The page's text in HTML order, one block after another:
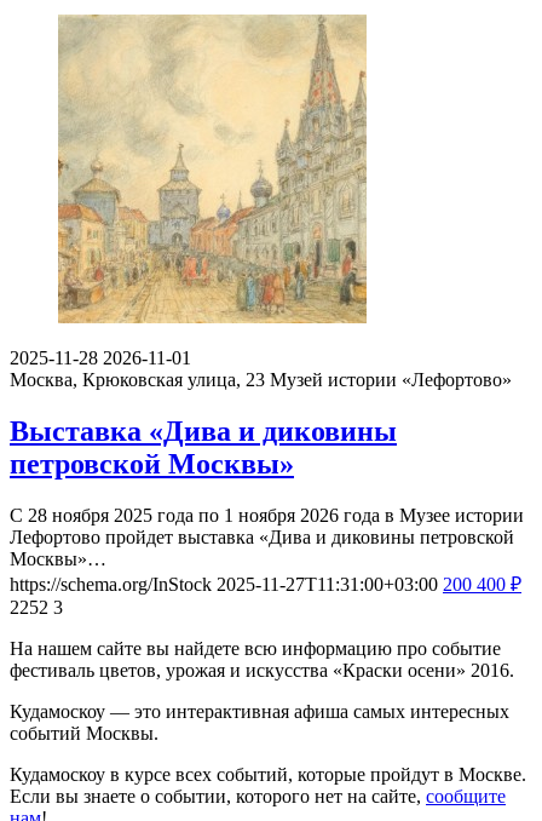
2025-11-28 2026-11-01
Москва, Крюковская улица, 23 Музей истории «Лефортово»
Выставка «Дива и диковины
петровской Москвы»
С 28 ноября 2025 года по 1 ноября 2026 года в Музее истории
Лефортово пройдет выставка «Дива и диковины петровской
Москвы»…
https://schema.org/InStock 2025-11-27T11:31:00+03:00 200 400 ₽
2252 3
На нашем сайте вы найдете всю информацию про событие
фестиваль цветов, урожая и искусства «Краски осени» 2016.
Кудамоскоу — это интерактивная афиша самых интересных
событий Москвы.
Кудамоскоу в курсе всех событий, которые пройдут в Москве.
Если вы знаете о событии, которого нет на сайте, сообщите